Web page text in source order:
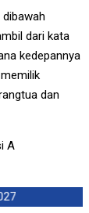
dari kata
kedepannya
dan
A